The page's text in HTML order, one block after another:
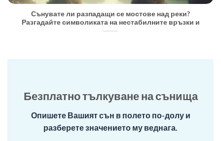
Сънувате ли разпадащи се мостове над реки?
Разгадайте символиката на нестабилните връзки и
Безплатно тълкуване на сънища
Опишете Вашият сън в полето по-долу и
разберете значението му веднага.